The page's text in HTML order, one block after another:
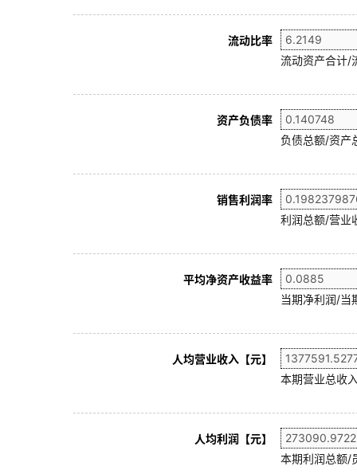
流动比率
流动资产合计/
资产负债率
负债总额/资产
销售利润率
利润总额/营业
平均净资产收益率
当期净利润/当
人均营业收入【元】
本期营业总收
人均利润【元】
本期利润总额/